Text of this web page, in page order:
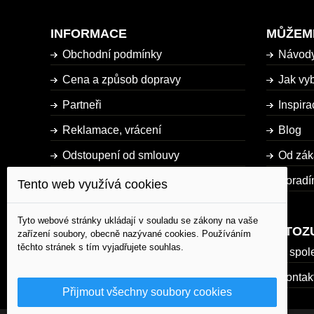
INFORMACE
Obchodní podmínky
Cena a způsob dopravy
Partneři
Reklamace, vrácení
Odstoupení od smlouvy
Dostupnost zboží
Mapa stránky
Jak
Blog
Od
O
Tento web využívá cookies
Tyto webové stránky ukládají v souladu se zákony na vaše
zařízení soubory, obecně nazývané cookies. Používáním
těchto stránek s tím vyjadřujete souhlas.
Přijmout všechny soubory cookies